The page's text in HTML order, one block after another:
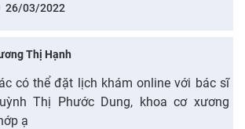
26/03/2022
Thị Hạnh
có thể đặt lịch khám online với bác sĩ
Thị Phước Dung, khoa cơ xương
ạ